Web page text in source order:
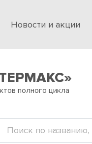
Новости и акции
полного цикла